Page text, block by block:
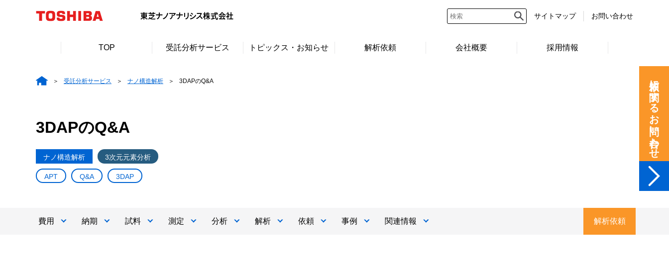
サイトマップ お問い合わせ
TOP 受託分析サービス トピックス・お知らせ 解析依頼 会社概要 採用情報
受託分析サービス ナノ構造解析 3DAPのQ&A
3DAPのQ&A
ナノ構造解析 3次元元素分析
APT Q&A 3DAP
費用 納期 試料 測定 分析 解析 依頼 事例 関連情報 解析依頼
依頼に関するお問い合わせ